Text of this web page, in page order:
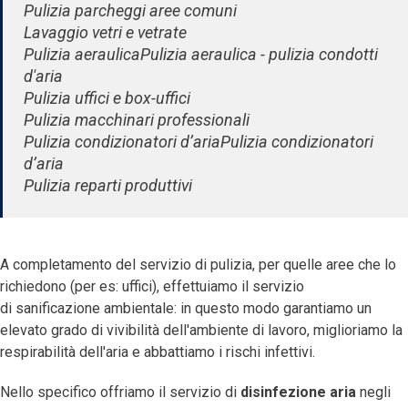
Pulizia parcheggi aree comuni
Lavaggio vetri e vetrate
Pulizia aeraulicaPulizia aeraulica - pulizia condotti
d'aria
Pulizia uffici e box-uffici
Pulizia macchinari professionali
Pulizia condizionatori d’ariaPulizia condizionatori
d’aria
Pulizia reparti produttivi
A completamento del servizio di pulizia, per quelle aree che lo
richiedono (per es: uffici), effettuiamo il servizio
di sanificazione ambientale: in questo modo garantiamo un
elevato grado di vivibilità dell'ambiente di lavoro, miglioriamo la
respirabilità dell'aria e abbattiamo i rischi infettivi.
Nello specifico offriamo il servizio di disinfezione aria negli